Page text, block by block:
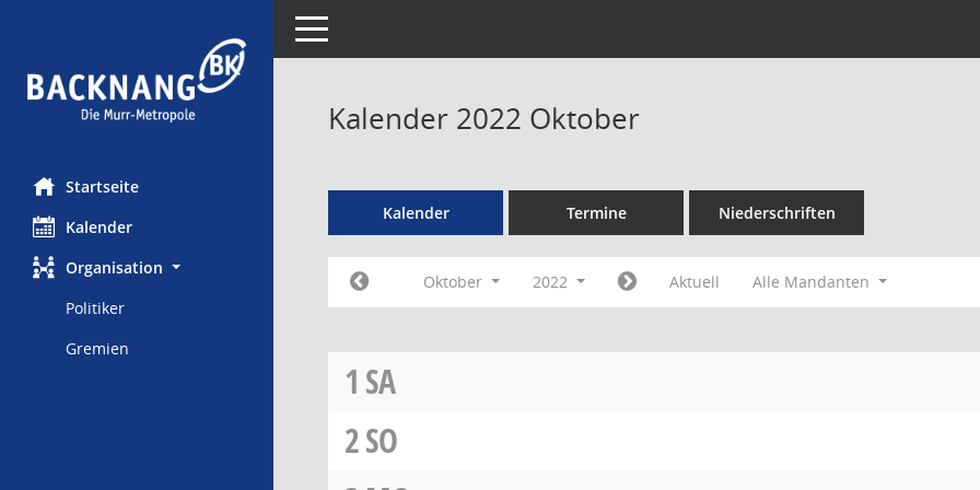
Startseite
Kalender
Organisation
Politiker
Gremien
Toggle navigation
Kalender 2022 Oktober
Kalender Termine Niederschriften
Oktober 2022 Aktuell Alle Mandanten
1 SA
2SO